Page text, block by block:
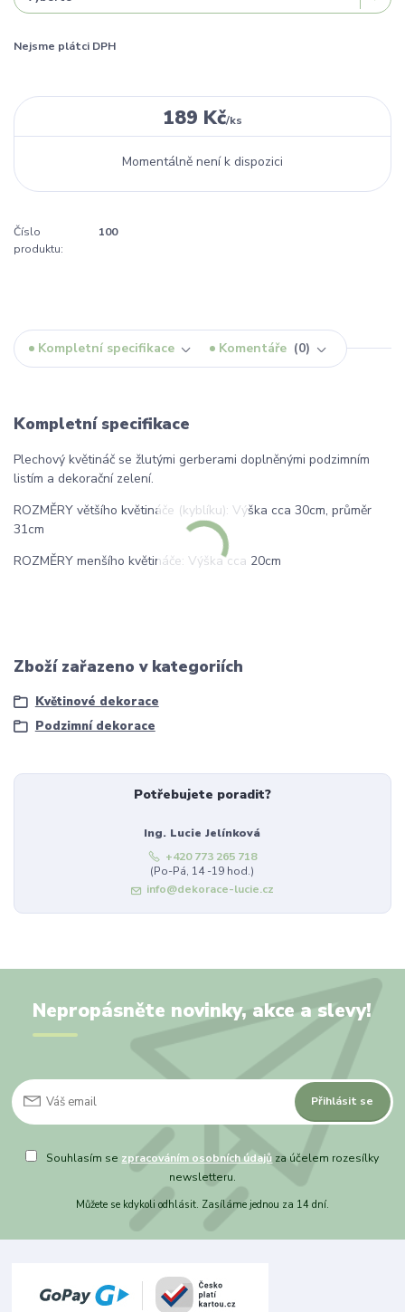
Nejsme plátci DPH
189 Kč/ks
Momentálně není k dispozici
Číslo
produktu:
100
Kompletní specifikace Komentáře 0
Kompletní specifikace
Plechový květináč se žlutými gerberami doplněnými podzimním
listím a dekorační zelení.
ROZMĚRY většího květináče (kyblíku): Výška cca 30cm, průměr
31cm
ROZMĚRY menšího květináče: Výška cca 20cm
Zboží zařazeno v kategoriích
Květinové dekorace
Podzimní dekorace
Potřebujete poradit?
Ing. Lucie Jelínková
+420 773 265 718
(Po-Pá, 14 -19 hod.)
info@dekorace-lucie.cz
Nepropásněte novinky, akce a slevy!
Přihlásit se
Souhlasím se zpracováním osobních údajů za účelem rozesílky
newsletteru.
Můžete se kdykoli odhlásit. Zasíláme jednou za 14 dní.